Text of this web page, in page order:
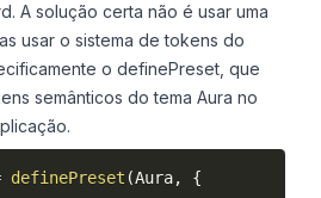
A solução certa não é usar uma
usar o sistema de tokens do
o definePreset, que
semânticos do tema Aura no
definePreset (Aura,
{